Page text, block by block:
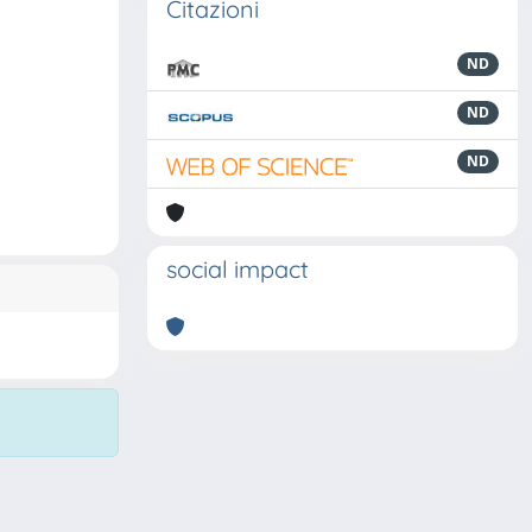
Citazioni
ND
ND
ND
social impact